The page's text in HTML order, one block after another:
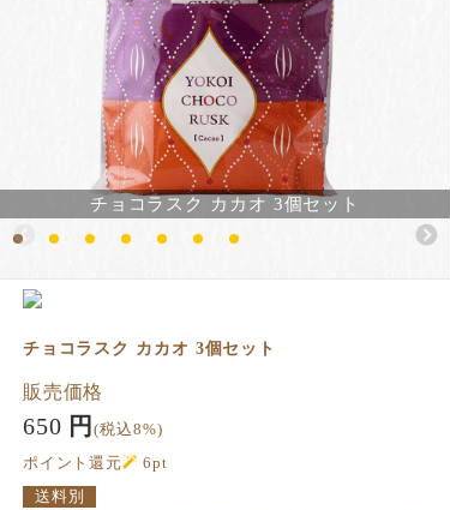
チョコラスク カカオ 3個セット
チョコラスク カカオ 3個セット
販売価格
650 円(税込8%)
ポイント還元
6pt
送料別